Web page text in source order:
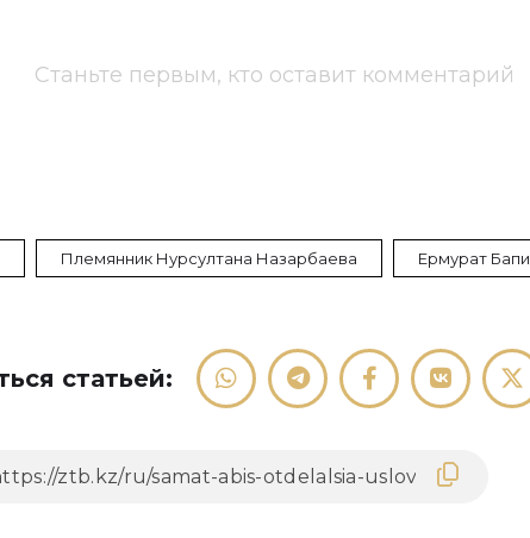
Станьте первым, кто оставит комментарий
Племянник Нурсултана Назарбаева Ермурат Бапи
статьей: